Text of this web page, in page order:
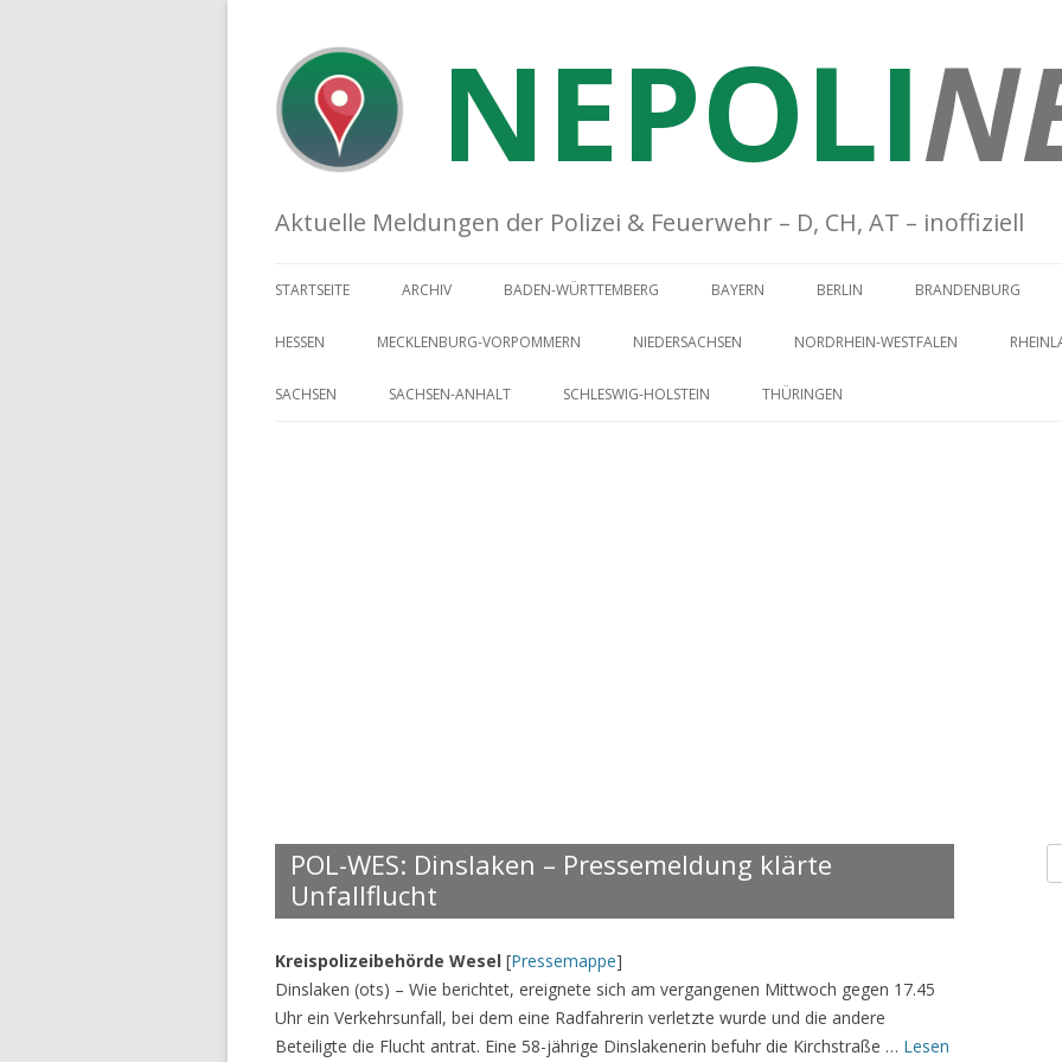
NEPOLI
Aktuelle Meldungen der Polizei & Feuerwehr – D, CH, AT – inoffiziell
STARTSEITE ARCHIV BADEN-WÜRTTEMBERG BAYERN BERLIN BRANDENBURG
HESSEN MECKLENBURG-VORPOMMERN NIEDERSACHSEN NORDRHEIN-WESTFALEN
SACHSEN SACHSEN-ANHALT SCHLESWIG-HOLSTEIN THÜRINGEN
POL-WES: Dinslaken – Pressemeldung klärte
Unfallflucht
Kreispolizeibehörde Wesel [Pressemappe]
Dinslaken (ots) – Wie berichtet, ereignete sich am vergangenen Mittwoch gegen 17.45
Uhr ein Verkehrsunfall, bei dem eine Radfahrerin verletzte wurde und die andere
Beteiligte die Flucht antrat. Eine 58-jährige Dinslakenerin befuhr die Kirchstraße … Lesen